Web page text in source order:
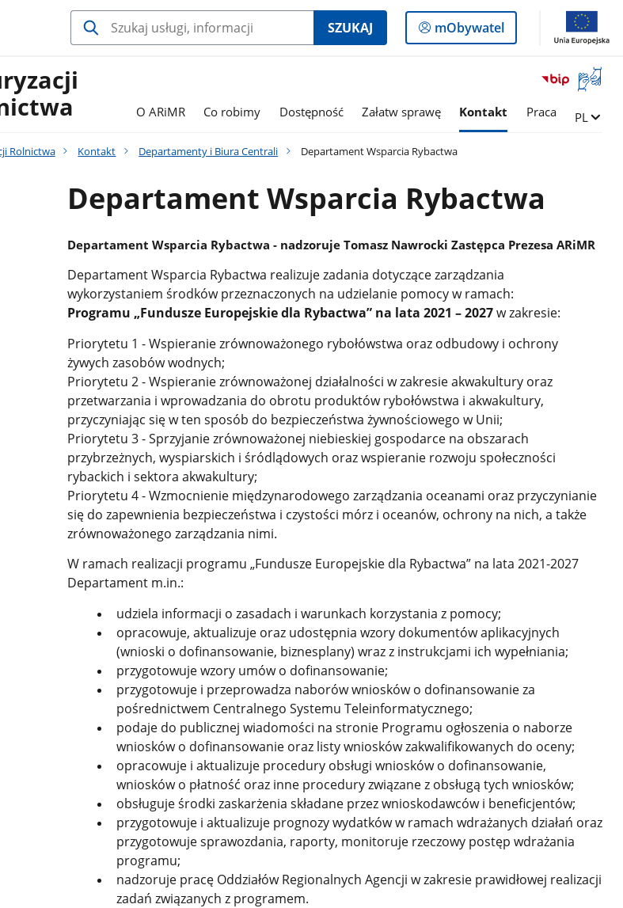
SZUKAJ
Logowanie
do
mObywatel
Otwórz
okno
O ARiMR Co robimy Dostępność Załatw sprawę Kontakt Praca Zmień
PL
Rolnictwa Kontakt Departamenty i Biura Centrali Departament Wsparcia Rybactwa
Departament Wsparcia Rybactwa
Departament Wsparcia Rybactwa - nadzoruje Tomasz Nawrocki Zastępca Prezesa ARiMR
Departament Wsparcia Rybactwa realizuje zadania dotyczące zarządzania
wykorzystaniem środków przeznaczonych na udzielanie pomocy w ramach:
Programu „Fundusze Europejskie dla Rybactwa” na lata 2021 – 2027w zakresie:
Priorytetu 1 - Wspieranie zrównoważonego rybołówstwa oraz odbudowy i ochrony
żywych zasobów wodnych;
Priorytetu 2 - Wspieranie zrównoważonej działalności w zakresie akwakultury oraz
przetwarzania i wprowadzania do obrotu produktów rybołówstwa i akwakultury,
przyczyniając się w ten sposób do bezpieczeństwa żywnościowego w Unii;
Priorytetu 3 - Sprzyjanie zrównoważonej niebieskiej gospodarce na obszarach
przybrzeżnych, wyspiarskich i śródlądowych oraz wspieranie rozwoju społeczności
rybackich i sektora akwakultury;
Priorytetu 4 - Wzmocnienie międzynarodowego zarządzania oceanami oraz przyczynianie
się do zapewnienia bezpieczeństwa i czystości mórz i oceanów, ochrony na nich, a także
zrównoważonego zarządzania nimi.
W ramach realizacji programu „Fundusze Europejskie dla Rybactwa” na lata 2021-2027
Departament m.in.:
udziela informacji o zasadach i warunkach korzystania z pomocy;
opracowuje, aktualizuje oraz udostępnia wzory dokumentów aplikacyjnych
(wnioski o dofinansowanie, biznesplany) wraz z instrukcjami ich wypełniania;
przygotowuje wzory umów o dofinansowanie;
przygotowuje i przeprowadza naborów wniosków o dofinansowanieza
pośrednictwem Centralnego Systemu Teleinformatycznego;
podaje do publicznej wiadomości na stronie Programu ogłoszenia o naborze
wniosków o dofinansowanie oraz listy wniosków zakwalifikowanych do oceny;
opracowuje i aktualizuje procedury obsługi wniosków o dofinansowanie,
wniosków o płatność oraz inne procedury związane z obsługą tych wniosków;
obsługuje środki zaskarżenia składane przez wnioskodawców i beneficjentów;
przygotowuje i aktualizuje prognozy wydatków w ramach wdrażanych działań oraz
przygotowuje sprawozdania, raporty, monitoruje rzeczowy postęp wdrażania
programu;
nadzoruje pracę Oddziałów Regionalnych Agencji w zakresie prawidłowej realizacji
zadań związanych z programem.